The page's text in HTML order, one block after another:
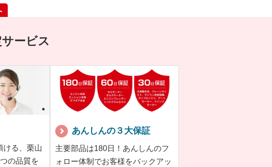
ービス
ける、栗山
の品質を
あんしんの３大保証
主要部品は180日！あんしんのフ
ォロー体制でお客様をバックアッ